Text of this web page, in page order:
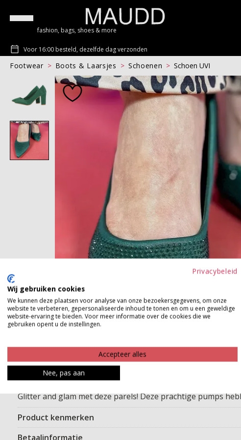
fashion, bags, shoes & more
Voor 16:00 besteld, dezelfde dag verzonden
Footwear Boots & Laarsjes Schoenen
Schoen UVI
Glitter and glam met deze parels! Deze prachtige pumps
Product kenmerken
Betaalinformatie
Privacybeleid
Wij gebruiken cookies
We kunnen deze plaatsen voor analyse van onze bezoekersgegevens, om onze
website te verbeteren, gepersonaliseerde inhoud te tonen en om u een geweldige
website-ervaring te bieden. Voor meer informatie over de cookies die we
gebruiken opent u de instellingen.
Accepteer alles
Nee, pas aan